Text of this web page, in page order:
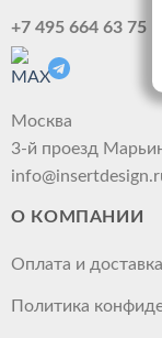
+7 495 664 63 75
Москва
3-й проезд
О КОМПАНИИ
Оплата и доставка
Политика